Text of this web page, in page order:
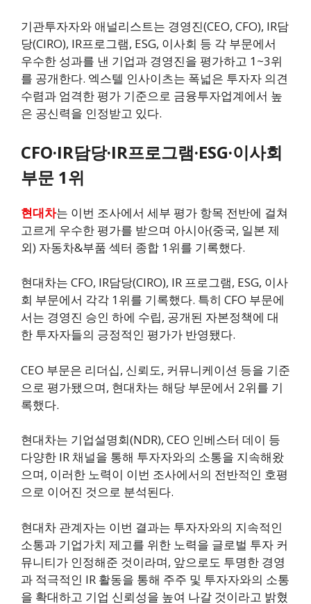
기관투자자와 애널리스트는 경영진(CEO, CFO), IR담
당(CIRO), IR프로그램, ESG, 이사회 등 각 부문에서
우수한 성과를 낸 기업과 경영진을 평가하고 1~3위
를 공개한다. 엑스텔 인사이츠는 폭넓은 투자자 의견
수렴과 엄격한 평가 기준으로 금융투자업계에서 높
은 공신력을 인정받고 있다.
CFO·IR담당·IR프로그램·ESG·이사회
부문 1위
현대차는 이번 조사에서 세부 평가 항목 전반에 걸쳐
고르게 우수한 평가를 받으며 아시아(중국, 일본 제
외) 자동차&부품 섹터 종합 1위를 기록했다.
현대차는 CFO, IR담당(CIRO), IR 프로그램, ESG, 이사
회 부문에서 각각 1위를 기록했다. 특히 CFO 부문에
서는 경영진 승인 하에 수립, 공개된 자본정책에 대
한 투자자들의 긍정적인 평가가 반영됐다.
CEO 부문은 리더십, 신뢰도, 커뮤니케이션 등을 기준
으로 평가됐으며, 현대차는 해당 부문에서 2위를 기
록했다.
현대차는 기업설명회(NDR), CEO 인베스터 데이 등
다양한 IR 채널을 통해 투자자와의 소통을 지속해왔
으며, 이러한 노력이 이번 조사에서의 전반적인 호평
으로 이어진 것으로 분석된다.
현대차 관계자는 이번 결과는 투자자와의 지속적인
소통과 기업가치 제고를 위한 노력을 글로벌 투자 커
뮤니티가 인정해준 것이라며, 앞으로도 투명한 경영
과 적극적인 IR 활동을 통해 주주 및 투자자와의 소통
을 확대하고 기업 신뢰성을 높여 나갈 것이라고 밝혔